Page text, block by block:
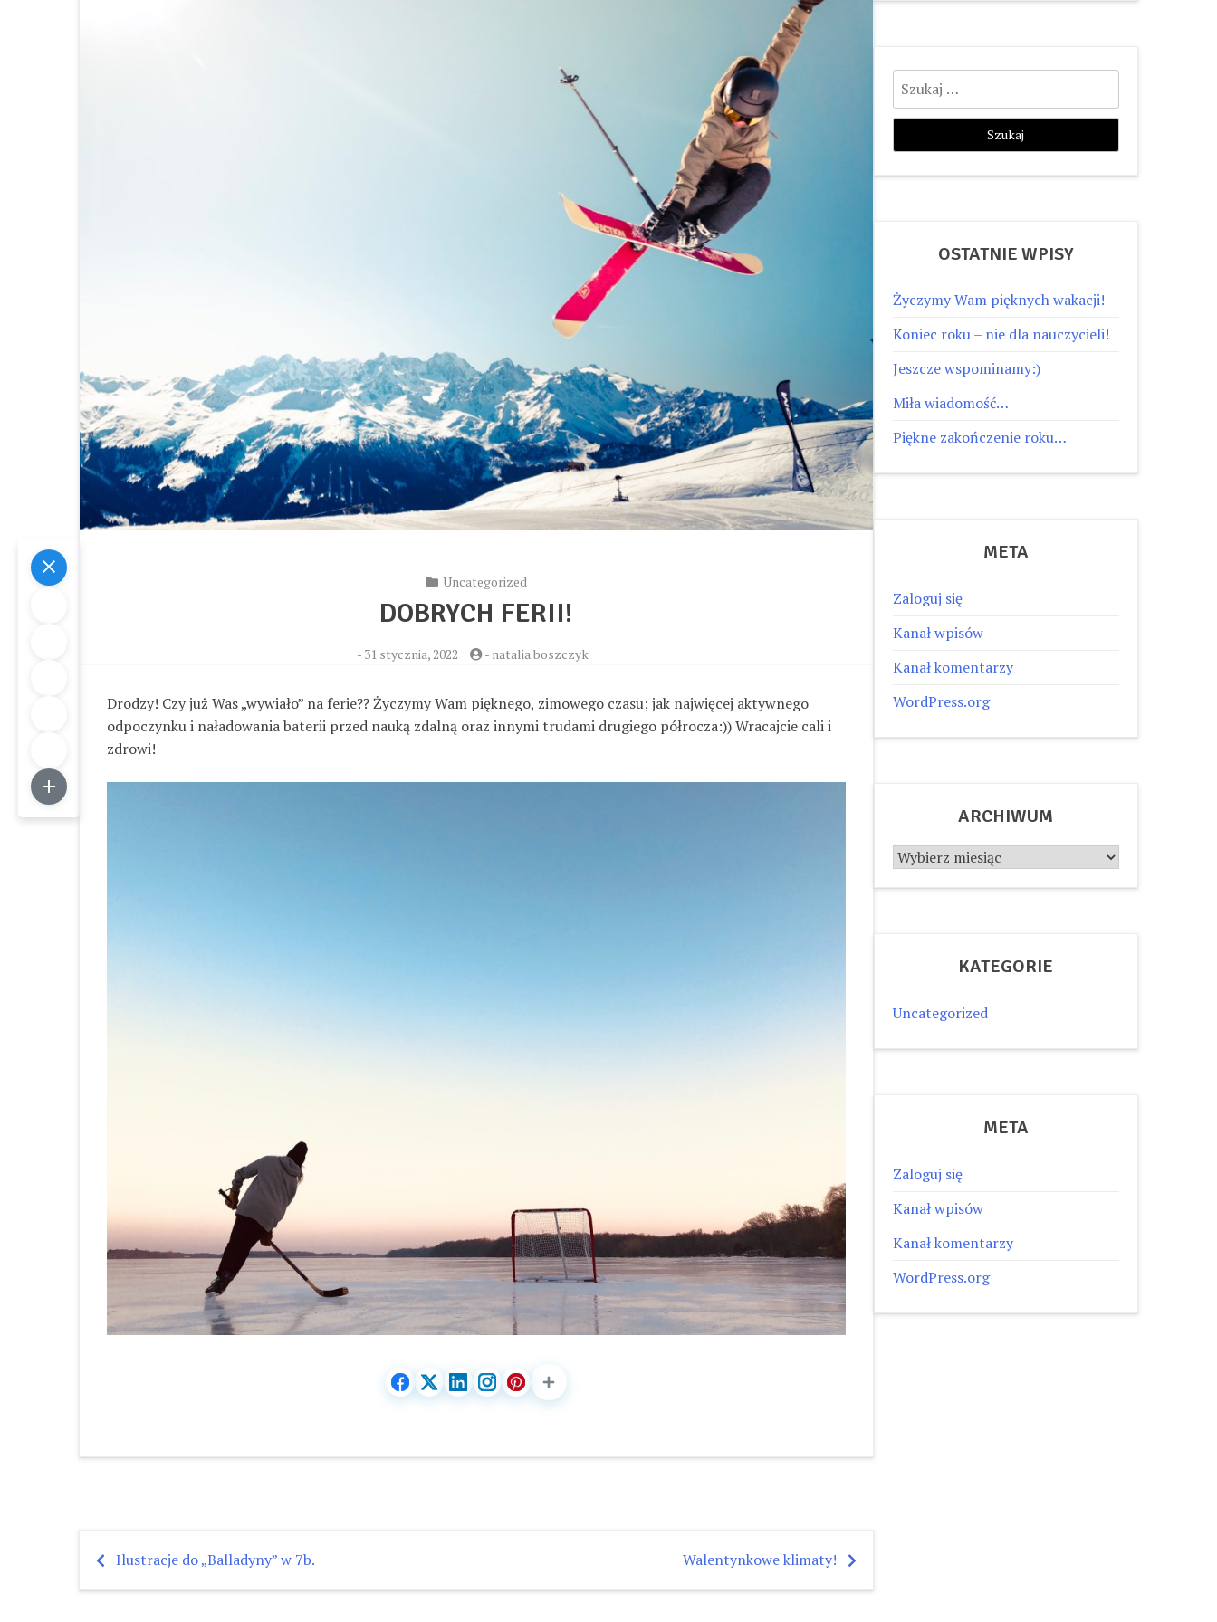
Uncategorized
DOBRYCH FERII!
- 31 stycznia, 2022 - natalia.boszczyk
Drodzy! Czy już Was „wywiało” na ferie?? Życzymy Wam pięknego, zimowego czasu; jak najwięcej aktywnego
odpoczynku i naładowania baterii przed nauką zdalną oraz innymi trudami drugiego półrocza:)) Wracajcie cali i
zdrowi!
Nawigacja
Ilustracje do „Balladyny” w 7b. Walentynkowe klimaty!
Szukaj:
OSTATNIE WPISY
Życzymy Wam pięknych wakacji!
Koniec roku – nie dla nauczycieli!
Jeszcze wspominamy:)
Miła wiadomość…
Piękne zakończenie roku…
META
Zaloguj się
Kanał wpisów
Kanał komentarzy
WordPress.org
ARCHIWUM
Archiwum
KATEGORIE
Uncategorized
META
Zaloguj się
Kanał wpisów
Kanał komentarzy
WordPress.org